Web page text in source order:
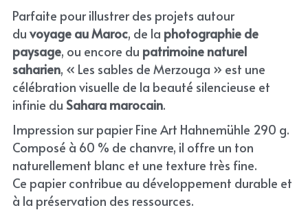
Parfaite pour illustrer des projets autour
du voyage au Maroc, de la photographie de
paysage, ou encore du patrimoine naturel
saharien, « Les sables de Merzouga » est une
célébration visuelle de la beauté silencieuse et
infinie du Sahara marocain.
Impression sur papier Fine Art Hahnemühle 290 g.
Composé à 60 % de chanvre, il offre un ton
naturellement blanc et une texture très fine.
Ce papier contribue au développement durable et
à la préservation des ressources.